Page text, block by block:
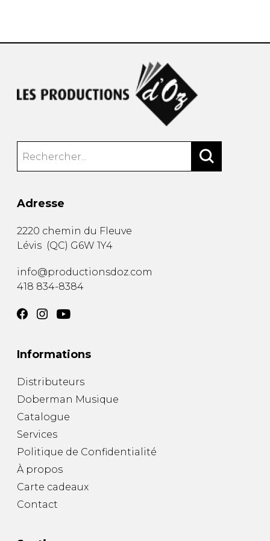
Adresse
2220 chemin du Fleuve
Lévis (QC) G6W 1Y4
info@productionsdoz.com
418 834-8384
Informations
Distributeurs
Doberman Musique
Catalogue
Services
Politique de Confidentialité
À propos
Carte cadeaux
Contact